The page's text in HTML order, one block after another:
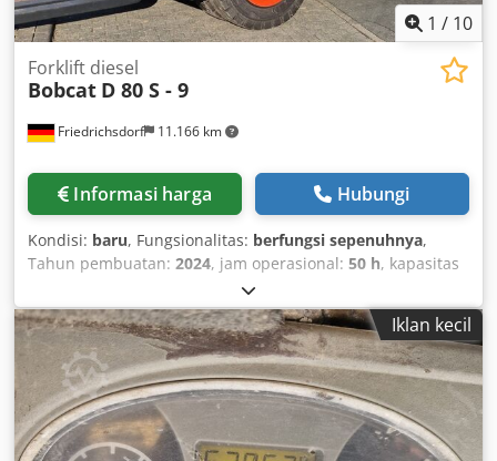
1 / 10
Friedrichsdorf 11.166 km
Forklift diesel
Bobcat D 80 S - 9
Informasi harga Hubungi
Kondisi: baru, Fungsionalitas: berfungsi sepenuhnya,
Tahun pembuatan: 2024, jam operasional: 50 h, kapasitas
, tinggi angkat:
bebas:1.570 mm, jenis bahan bakar:diesel, tipe tiang:
triplex, tinggi konstruksi:2.780 mm, daya:59 kW (80,22
, lebar kerangka garpu:2.240 mm, panjang garpu:
2.400 mm, berat kosong:12.406 kg, jenis penggerak:
Diesel, Diesel forklift Load centre: 600 mm Fork width: 180
mm Fork thickness: 75 mm ISO class: Terminal West Mast
type: Triplex Transmission: Torque converter Speed class:
Iklan kecil